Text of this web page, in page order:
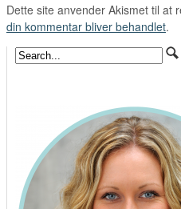
Dette site anvender Akismet til at
din kommentar bliver behandlet.